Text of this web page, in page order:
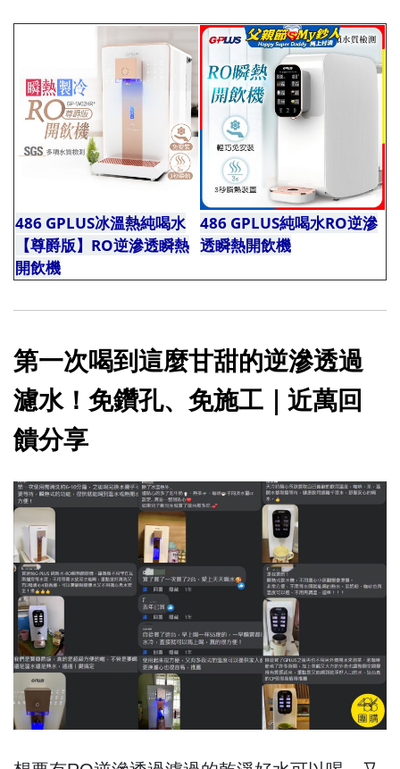
486 GPLUS冰溫熱純喝水
【尊爵版】RO逆滲透瞬熱
開飲機
486 GPLUS純喝水RO逆滲
透瞬熱開飲機
第一次喝到這麼甘甜的逆滲透過
濾水！免鑽孔、免施工｜近萬回
饋分享